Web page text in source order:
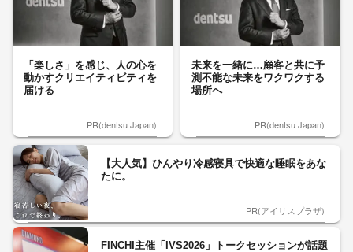
「楽しさ」を感じ、人の心を
動かすクリエイティビティを
届ける
PR(dentsu Japan)
未来を一緒に…顧客と共に予
測不能な未来をワクワクする
場所へ
PR(dentsu Japan)
【大人気】ひんやり冷感寝具で快適な睡眠をあな
たに。
PR(アイリスプラザ)
FINCHI主催「IVS2026」トークセッションが話題